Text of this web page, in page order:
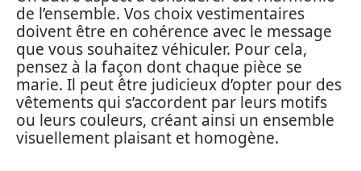
de l’ensemble. Vos choix vestimentaires
doivent être en cohérence avec le message
que vous souhaitez véhiculer. Pour cela,
pensez à la façon dont chaque pièce se
marie. Il peut être judicieux d’opter pour des
vêtements qui s’accordent par leurs motifs
ou leurs couleurs, créant ainsi un ensemble
visuellement plaisant et homogène.